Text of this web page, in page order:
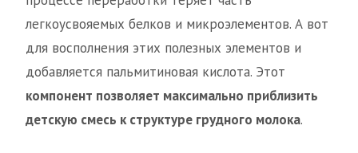
легкоусвояемых белков и микроэлементов. А вот
для восполнения этих полезных элементов и
добавляется пальмитиновая кислота. Этот
компонент позволяет максимально приблизить
детскую смесь к структуре грудного молока.